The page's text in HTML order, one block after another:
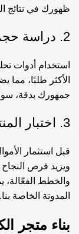
ظهورك في نتائج
2. دراسة حجم الطلب باستخدام أدوات البحث
استخدام أدوات
الأكثر طلبًا،
جمهورك بدقة،
3. اختبار المنتج قبل الاستثمار الكبير
قبل استثمار
ويزيد فرص النجاح
والخطط الفعّالة،
المدونة الخاصة بنا.
بناء متجر